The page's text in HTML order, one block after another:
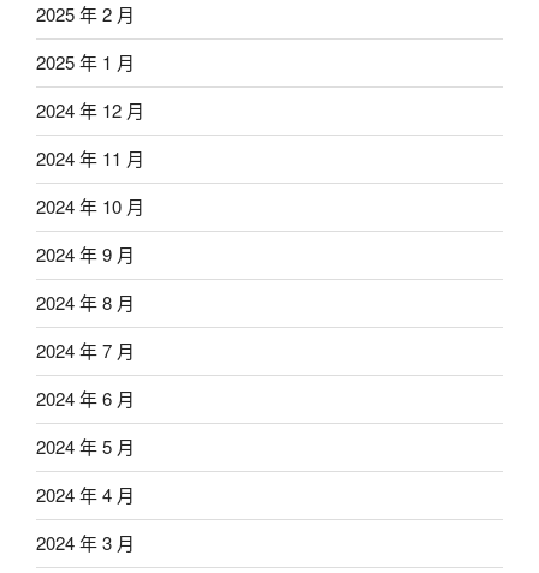
2025 年 2 月
2025 年 1 月
2024 年 12 月
2024 年 11 月
2024 年 10 月
2024 年 9 月
2024 年 8 月
2024 年 7 月
2024 年 6 月
2024 年 5 月
2024 年 4 月
2024 年 3 月